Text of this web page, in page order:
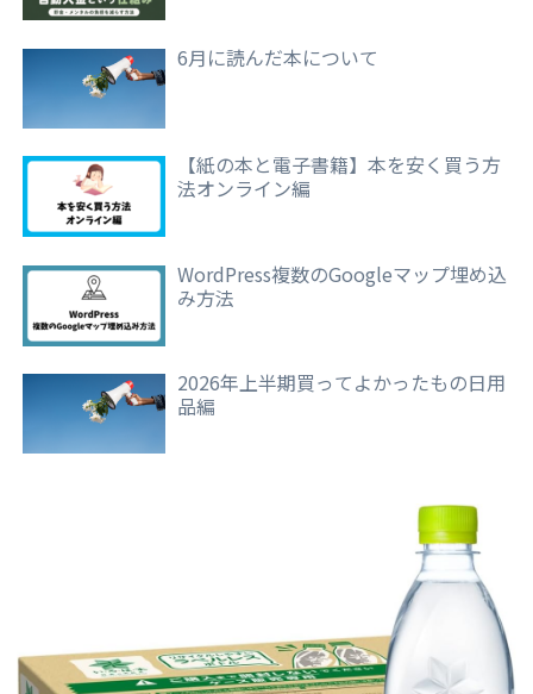
6月に読んだ本について
【紙の本と電子書籍】本を安く買う方
法オンライン編
WordPress複数のGoogleマップ埋め込
み方法
2026年上半期買ってよかったもの日用
品編